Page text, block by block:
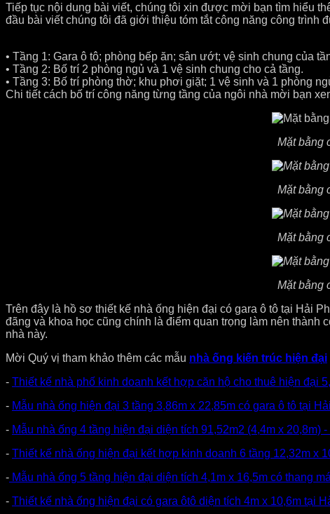
Tiếp tục nội dung bài viết, chúng tôi xin được mời bạn tìm hiểu
đầu bài viết chúng tôi đã giới thiệu tóm tắt công năng công trình
• Tầng 1: Gara ô tô; phòng bếp ăn; sân ướt; vệ sinh chung của
• Tầng 2: Bố trí 2 phòng ngủ và 1 vệ sinh chung cho cả tầng.
• Tầng 3: Bố trí phòng thờ; khu phơi giặt; 1 vệ sinh và 1 phòng
Chi tiết cách bố trí công năng từng tầng của ngôi nhà mời bạn
Mặt bằng
Mặt bằng
Mặt bằng
Mặt bằng
Trên đây là hồ sơ thiết kế nhà ống hiện đại có gara ô tô tại Hải
đãng và khoa học cũng chính là điểm quan trọng làm nên
nhà này.
Mời Quý vị tham khảo thêm các mẫu nhà ống kiến trúc hiện đại
- Thiết kế nhà phố kinh doanh kết hợp căn hộ cho thuê hiện đại
- Mẫu nhà ống hiện đại 3 tầng 3,86m x 22,85m có gara ô tô tại
- Mẫu nhà ống 4 tầng hiện đại diện tích 91,52m2 (4,4m x 20,8m)
- Thiết kế nhà ống hiện đại kết hợp kinh doanh 6 tầng 12,32m x
- Mẫu nhà ống 5 tầng hiện đại diện tích 4,1m x 16,5m có thang
- Thiết kế nhà ống hiện đại có gara ôtô diện tích 4m x 10,6m tại